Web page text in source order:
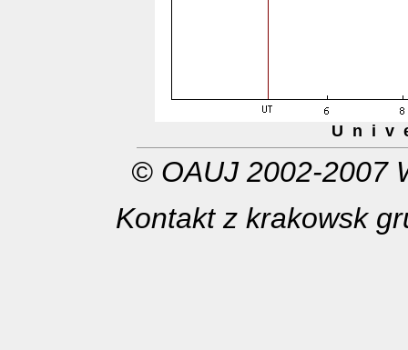
U n i v
© OAUJ 2002-2007
Kontakt z krakowsk